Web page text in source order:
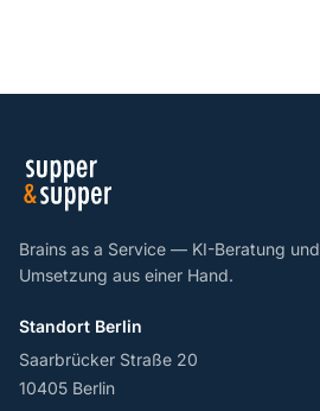
Brains as a Service — KI-Beratung und
Umsetzung aus einer Hand.
Standort Berlin
Saarbrücker Straße 20
10405 Berlin